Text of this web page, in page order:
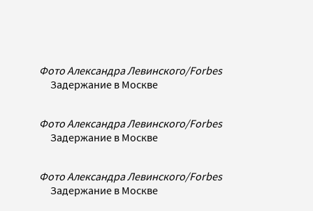
Фото Александра Левинского/Forbes
Задержание в Москве
Фото Александра Левинского/Forbes
Задержание в Москве
Фото Александра Левинского/Forbes
Задержание в Москве